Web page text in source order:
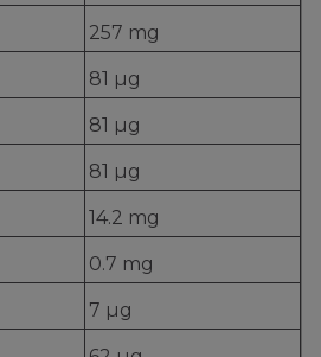
257 mg
81 µg
81 µg
81 µg
14.2 mg
0.7 mg
7 µg